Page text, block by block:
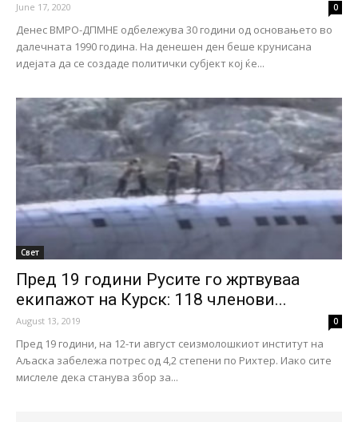
June 17, 2020 0
Денес ВМРО-ДПМНЕ одбележува 30 години од основањето во
далечната 1990 година. На денешен ден беше крунисана
идејата да се создаде политички субјект кој ќе...
Свет
Пред 19 години Русите го жртвуваа
екипажот на Курск: 118 членови...
August 13, 2019 0
Пред 19 години, на 12-ти август сеизмолошкиот институт на
Аљаска забележа потрес од 4,2 степени по Рихтер. Иако сите
мислеле дека станува збор за...